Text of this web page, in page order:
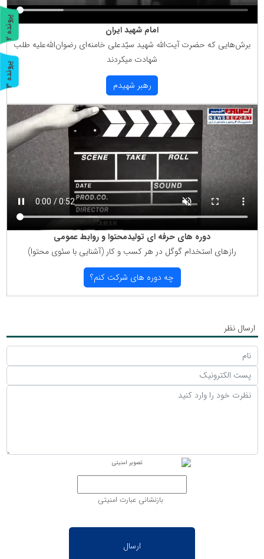
امام شهید ایران
برش‌هایی كه حضرت آیت‌الله شهید سیّدعلی خامنه‌ای رضوان‌الله‌علیه طلب
شهادت میكردند
رهبر شهیدم
دوره های حرفه ای تولیدمحتوا و روابط عمومی
رازهای استخدام گوگل در هر كسب و كار (آشنایی با سئوی محتوا)
چه دوره های شركت كنم؟
ارسال نظر
بازنشانی عبارت امنیتی
پ
ر
و
ن
د
ه
2
پ
ر
و
ن
د
ه
3